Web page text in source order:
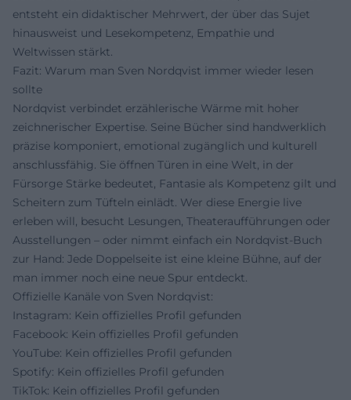
entsteht ein didaktischer Mehrwert, der über das Sujet
hinausweist und Lesekompetenz, Empathie und
Weltwissen stärkt.
Fazit: Warum man Sven Nordqvist immer wieder lesen
sollte
Nordqvist verbindet erzählerische Wärme mit hoher
zeichnerischer Expertise. Seine Bücher sind handwerklich
präzise komponiert, emotional zugänglich und kulturell
anschlussfähig. Sie öffnen Türen in eine Welt, in der
Fürsorge Stärke bedeutet, Fantasie als Kompetenz gilt und
Scheitern zum Tüfteln einlädt. Wer diese Energie live
erleben will, besucht Lesungen, Theateraufführungen oder
Ausstellungen – oder nimmt einfach ein Nordqvist-Buch
zur Hand: Jede Doppelseite ist eine kleine Bühne, auf der
man immer noch eine neue Spur entdeckt.
Offizielle Kanäle von Sven Nordqvist:
Instagram: Kein offizielles Profil gefunden
Facebook: Kein offizielles Profil gefunden
YouTube: Kein offizielles Profil gefunden
Spotify: Kein offizielles Profil gefunden
TikTok: Kein offizielles Profil gefunden